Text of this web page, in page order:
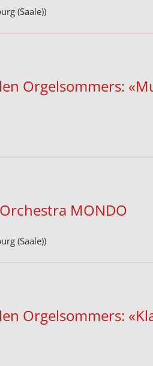
(Saale))
Orgelsommers:
MONDO
(Saale))
Orgelsommers: